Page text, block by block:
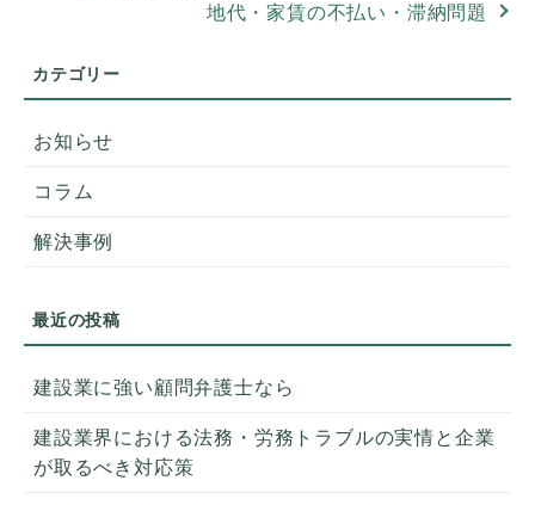
地代・家賃の不払い・滞納問題
お知らせ
コラム
解決事例
建設業に強い顧問弁護士なら
建設業界における法務・労務トラブルの実情と企業
が取るべき対応策